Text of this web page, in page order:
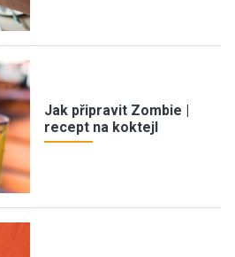
Jak připravit Zombie |
recept na koktejl